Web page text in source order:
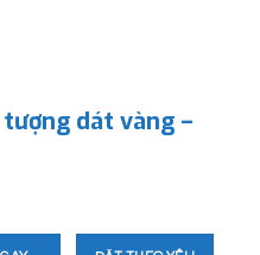
dát vàng –